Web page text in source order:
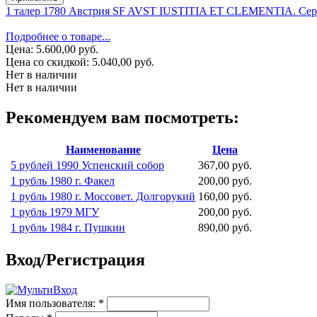
1 талер 1780 Австрия SF AVST IUSTITIA ET CLEMENTIA.
Подробнее о товаре...
Цена: 5.600,00 руб.
Цена со скидкой: 5.040,00 руб.
Нет в наличии
Нет в наличии
Рекомендуем вам посмотреть:
Наименование
Цена
5 рублей 1990 Успенский собор
367,00 руб.
1 рубль 1980 г. Факел
200,00 руб.
1 рубль 1980 г. Моссовет. Долгорукий 160,00 руб.
1 рубль 1979 МГУ
200,00 руб.
1 рубль 1984 г. Пушкин
890,00 руб.
Вход/Регистрация
Имя пользователя: *